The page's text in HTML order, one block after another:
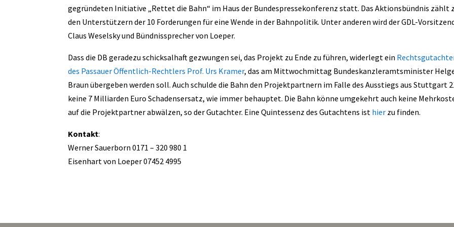
gegründeten Initiative „Rettet die Bahn“ im Haus der Bundespressekonferenz statt. Das Aktionsbündnis zählt
den Unterstützern der 10 Forderungen für eine Wende in der Bahnpolitik. Unter anderen wird der GDL-
Claus Weselsky und Bündnissprecher von Loeper.
Dass die DB geradezu schicksalhaft gezwungen sei, das Projekt zu Ende zu führen, widerlegt ein
des Passauer Öffentlich-Rechtlers Prof. Urs Kramer, das am Mittwochmittag Bundeskanzleramtsminister
Braun übergeben werden soll. Auch schulde die Bahn den Projektpartnern im Falle des Ausstiegs aus Stuttgart
keine 7 Milliarden Euro Schadensersatz, wie immer behauptet. Die Bahn könne umgekehrt auch keine
auf die Projektpartner abwälzen, so der Gutachter. Eine Quintessenz des Gutachtens ist hier zu finden.
Kontakt:
Werner Sauerborn 0171 – 320 980 1
Eisenhart von Loeper 07452 4995